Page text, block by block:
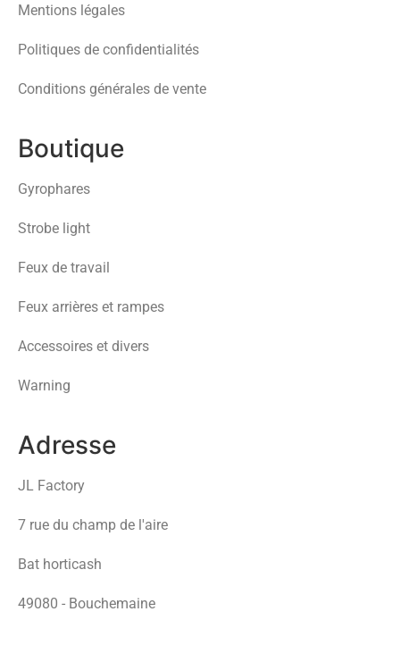
Mentions légales
Politiques de confidentialités
Conditions générales de vente
Boutique
Gyrophares
Strobe light
Feux de travail
Feux arrières et rampes
Accessoires et divers
Warning
Adresse
JL Factory
7 rue du champ de l'aire
Bat horticash
49080 - Bouchemaine